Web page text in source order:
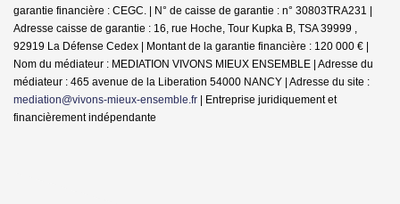
garantie financière : CEGC. | N° de caisse de garantie : n° 30803TRA231 |
Adresse caisse de garantie : 16, rue Hoche, Tour Kupka B, TSA 39999 ,
92919 La Défense Cedex | Montant de la garantie financière : 120 000 € |
Nom du médiateur : MEDIATION VIVONS MIEUX ENSEMBLE | Adresse du
médiateur : 465 avenue de la Liberation 54000 NANCY | Adresse du site :
mediation@vivons-mieux-ensemble.fr | Entreprise juridiquement et
financièrement indépendante